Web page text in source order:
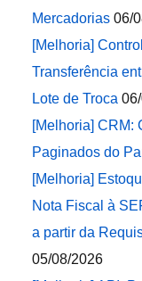
Mercadorias 06/
[Melhoria]
Transferência
Lote de Troca
[Melhoria] CRM:
Paginados do
[Melhoria]
Nota Fiscal à
a partir da
05/08/2026